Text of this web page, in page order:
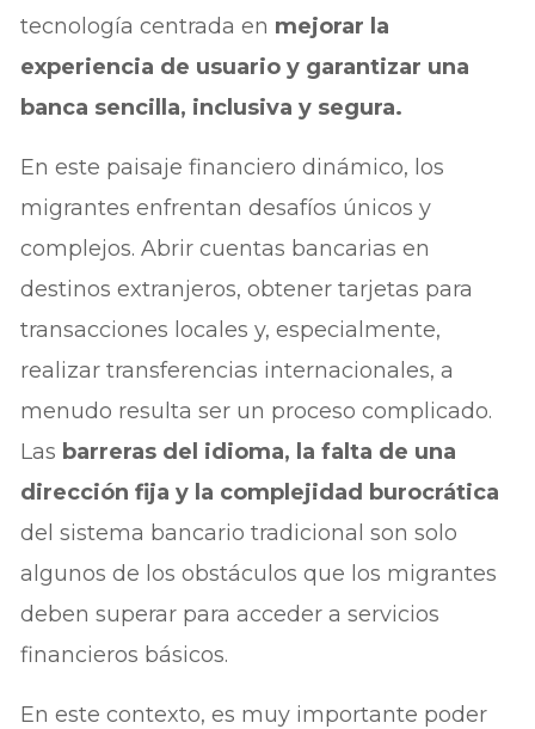
tecnología centrada en mejorar la
experiencia de usuario y garantizar una
banca sencilla, inclusiva y segura.
En este paisaje financiero dinámico, los
migrantes enfrentan desafíos únicos y
complejos. Abrir cuentas bancarias en
destinos extranjeros, obtener tarjetas para
transacciones locales y, especialmente,
realizar transferencias internacionales, a
menudo resulta ser un proceso complicado.
Las barreras del idioma, la falta de una
dirección fija y la complejidad burocrática
del sistema bancario tradicional son solo
algunos de los obstáculos que los migrantes
deben superar para acceder a servicios
financieros básicos.
En este contexto, es muy importante poder